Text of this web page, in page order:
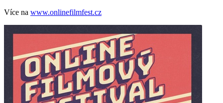
Více na www.onlinefilmfest.cz